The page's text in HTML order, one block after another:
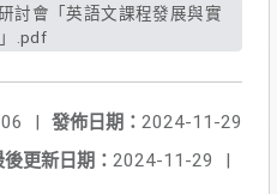
.pdf
發佈日期： 2024-11-29
|
後更新日期： 2024-11-29 |